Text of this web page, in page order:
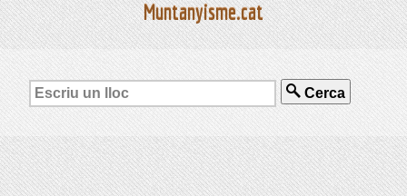
Muntanyisme.cat
Cerca